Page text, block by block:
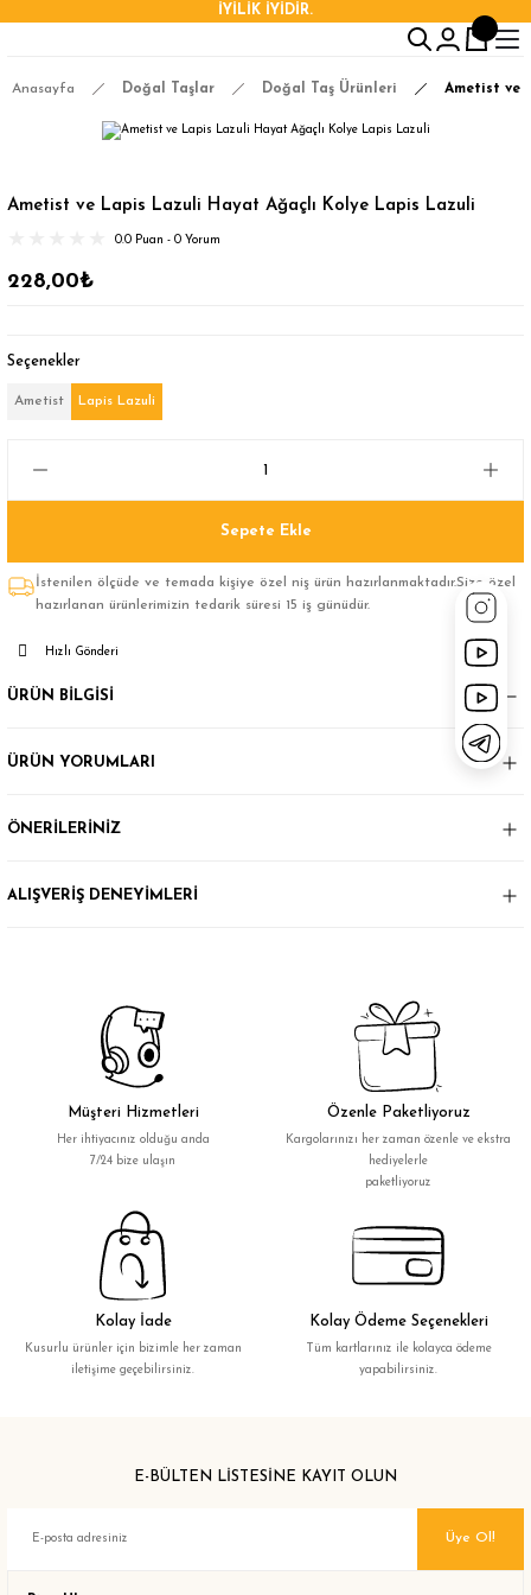
İYİLİK İYİDİR.
Anasayfa Doğal Taşlar Doğal Taş Ürünleri Ametist ve
Ametist ve Lapis Lazuli Hayat Ağaçlı Kolye Lapis Lazuli
0.0 Puan - 0 Yorum
228,00₺
Seçenekler
Ametist Lapis Lazuli
Sepete Ekle
İstenilen ölçüde ve temada kişiye özel niş ürün hazırlanmaktadır.Size özel
hazırlanan ürünlerimizin tedarik süresi 15 iş günüdür.
Hızlı Gönderi
ÜRÜN BİLGİSİ
ÜRÜN YORUMLARI
ÖNERİLERİNİZ
ALIŞVERİŞ DENEYİMLERİ
Müşteri Hizmetleri
Her ihtiyacınız olduğu anda
7/24 bize ulaşın
Özenle Paketliyoruz
Kargolarınızı her zaman özenle ve ekstra
hediyelerle
paketliyoruz
Kolay İade
Kusurlu ürünler için bizimle her zaman
iletişime geçebilirsiniz.
Kolay Ödeme Seçenekleri
Tüm kartlarınız ile kolayca ödeme
yapabilirsiniz.
E-BÜLTEN LİSTESİNE KAYIT OLUN
Üye Ol!